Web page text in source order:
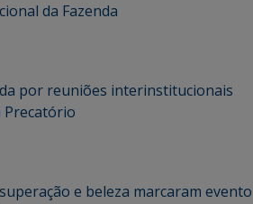
da Fazenda
por reuniões interinstitucionais
Precatório
e beleza marcaram evento